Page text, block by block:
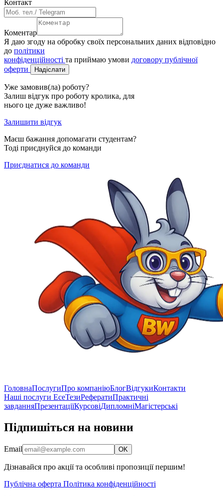
Контакт
Коментар
Я даю згоду на обробку своїх персональних даних відповідно
до політики
конфіденційності та приймаю умови договору публічної
оферти
Надіслати
Уже замовив(ла) роботу?
Залиш відгук про роботу кролика, для
нього це дуже важливо!
Залишити відгук
Маєш бажання допомагати студентам?
Тоді приєднуйся до команди
Приєднатися до команди
ГоловнаПослугиПро компаніюБлогВідгукиКонтакти
Наші послуги ЕсеТезиРефератиПрактичні
завданняПрезентаціїКурсовіДипломніМагістерські
Підпишіться на новини
Email OK
Дізнавайся про акції та особливі пропозиції першим!
Публічна оферта Політика конфіденційності